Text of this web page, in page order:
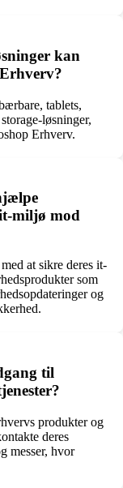
kan
tablets,
løsninger,
Erhverv.
miljø mod
at sikre deres it-
som
og
til
produkter og
deres
messer, hvor